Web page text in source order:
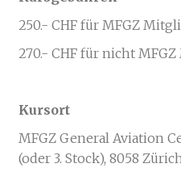
250.- CHF für MFGZ
270.- CHF für nicht
Kursort
MFGZ General Aviation
(oder 3. Stock), 8058